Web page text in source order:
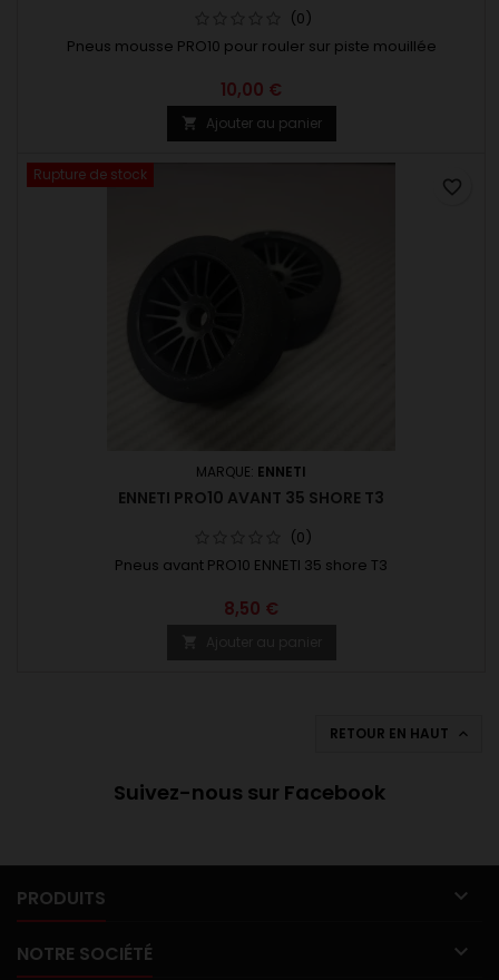
(0)
Pneus mousse PRO10 pour rouler sur piste mouillée
10,00 €
 Ajouter au panier
Rupture de stock
MARQUE: ENNETI
ENNETI PRO10 AVANT 35 SHORE T3
(0)
Pneus avant PRO10 ENNETI 35 shore T3
8,50 €
favorite_border
RETOUR EN HAUT 
Suivez-nous sur Facebook
PRODUITS 
NOTRE SOCIÉTÉ 